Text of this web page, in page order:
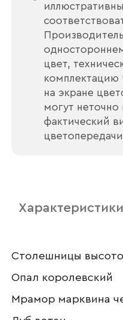
цвет,
комплектацию
на экране
могут неточно
фактический
Характеристики
Столешницы
Опал королевский
Мрамор марквина